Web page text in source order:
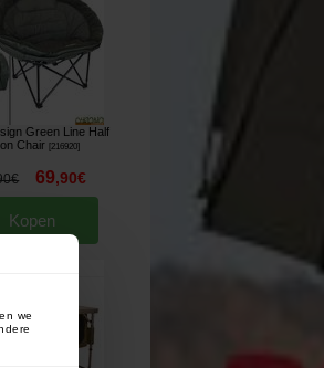
we
Green Line Half
Chair [216920]
€ 69,90€
Kopen